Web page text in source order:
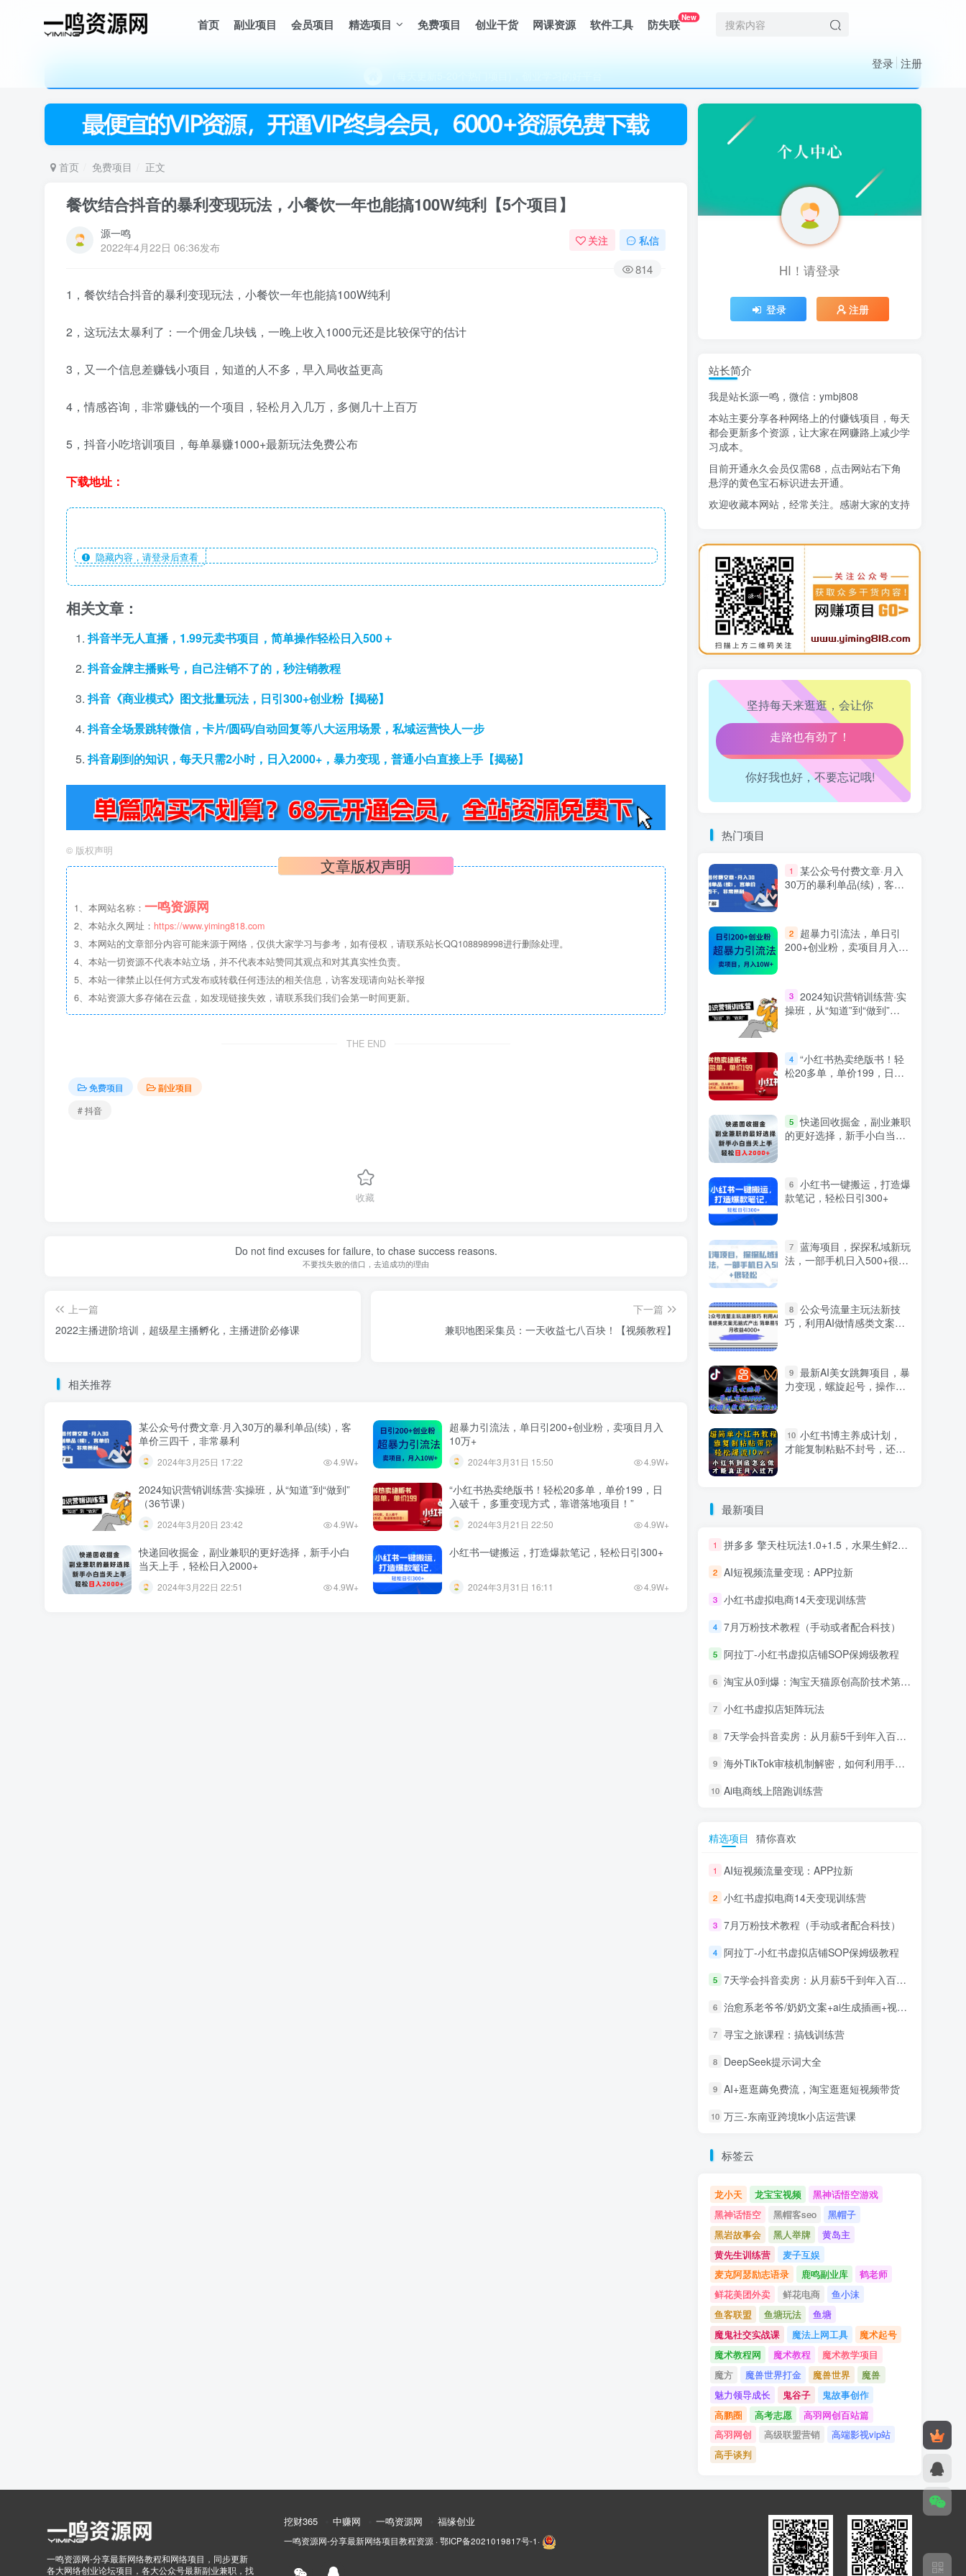
首页 副业项目 会员项目 精选项目 免费项目 创业干货 网课资源 软件工具 防失联New
登录 注册
（每天更新5-20个热门项目)，创业学习的好平台
欢迎访问一鸣资源网，本站汇集数千网创课程和项目
首页 免费项目 正文
餐饮结合抖音的暴利变现玩法，小餐饮一年也能搞100W纯利【5个项目】
源一鸣
2022年4月22日 06:36发布
关注 私信
814
1，餐饮结合抖音的暴利变现玩法，小餐饮一年也能搞100W纯利
2，这玩法太暴利了：一个佣金几块钱，一晚上收入1000元还是比较保守的估计
3，又一个信息差赚钱小项目，知道的人不多，早入局收益更高
4，情感咨询，非常赚钱的一个项目，轻松月入几万，多侧几十上百万
5，抖音小吃培训项目，每单暴赚1000+最新玩法免费公布
下载地址：
隐藏内容，请登录后查看
相关文章：
抖音半无人直播，1.99元卖书项目，简单操作轻松日入500＋
抖音金牌主播账号，自己注销不了的，秒注销教程
抖音《商业模式》图文批量玩法，日引300+创业粉【揭秘】
抖音全场景跳转微信，卡片/圆码/自动回复等八大运用场景，私域运营快人一步
抖音刷到的知识，每天只需2小时，日入2000+，暴力变现，普通小白直接上手【揭秘】
© 版权声明
文章版权声明
1、本网站名称： 一鸣资源网
2、本站永久网址： https://www.yiming818.com
3、本网站的文章部分内容可能来源于网络，仅供大家学习与参考，如有侵权，请联系站长QQ108898998进行删除处理。
4、本站一切资源不代表本站立场，并不代表本站赞同其观点和对其真实性负责。
5、本站一律禁止以任何方式发布或转载任何违法的相关信息，访客发现请向站长举报
6、本站资源大多存储在云盘，如发现链接失效，请联系我们我们会第一时间更新。
THE END
免费项目
副业项目
# 抖音
收藏
Do not find excuses for failure, to chase success reasons.
不要找失败的借口，去追成功的理由
上一篇
2022主播进阶培训，超级星主播孵化，主播进阶必修课
下一篇
兼职地图采集员：一天收益七八百块！【视频教程】
相关推荐
某公众号付费文章·月入30万的暴利单品(续)，客
单价三四千，非常暴利
2024年3月25日 17:22 4.9W+
超暴力引流法，单日引200+创业粉，卖项目月入
10万+
2024年3月31日 15:50 4.9W+
2024知识营销训练营·实操班，从“知道”到“做到”
（36节课）
2024年3月20日 23:42 4.9W+
“小红书热卖绝版书！轻松20多单，单价199，日
入破千，多重变现方式，靠谱落地项目！”
2024年3月21日 22:50 4.9W+
快递回收掘金，副业兼职的更好选择，新手小白
当天上手，轻松日入2000+
2024年3月22日 22:51 4.9W+
小红书一键搬运，打造爆款笔记，轻松日引300+
2024年3月31日 16:11 4.9W+
HI！请登录
登录 注册
精选项目
1 AI短视频流量变现：APP拉新
2 小红书虚拟电商14天变现训练营
7月万粉技术教程（手动或者配合科技）
4 阿拉丁-小红书虚拟店铺SOP保姆级教程
5 7天学会抖音卖房：从月薪5千到年入百万，新时代房产经纪人必备技能
寻宝之旅课程：搞钱训练营
8 DeepSeek提示词大全
9 AI+逛逛薅免费流，淘宝逛逛短视频带货
10 万三-东南亚跨境tk小店运营课
HI！请登录
登录 注册
站长简介
我是站长源一鸣，微信：ymbj808
本站主要分享各种网络上的付赚钱项目，每天
都会更新多个资源，让大家在网赚路上减少学
习成本。
目前开通永久会员仅需68，点击网站右下角
悬浮的黄色宝石标识进去开通。
欢迎收藏本网站，经常关注。感谢大家的支持
坚持每天来逛逛，会让你
心情也舒畅了！
走路也有劲了！
腿也不痛了！
你好我也好，不要忘记哦!
热门项目
1
某公众号付费文章·月入
30万的暴利单品(续)，客单
2
超暴力引流法，单日引
200+创业粉，卖项目月入10
3 2024知识营销训练营·实
操班，从“知道”到“做到”
4 “小红书热卖绝版书！轻
松20多单，单价199，日入
5 快递回收掘金，副业兼职
的更好选择，新手小白当天
6 小红书一键搬运，打造爆
款笔记，轻松日引300+
7 蓝海项目，探探私域新玩
法，一部手机日入500+很轻
8 公众号流量主玩法新技
巧，利用AI做情感类文案无
9 最新AI美女跳舞项目，暴
力变现，螺旋起号，操作简
10 小红书博主养成计划，
才能复制粘贴不封号，还能
最新项目
1 拼多多 擎天柱玩法1.0+1.5，水果生鲜2小时起量,标品2天爆单,利润率提升30%
2 AI短视频流量变现：APP拉新
3 小红书虚拟电商14天变现训练营
4 7月万粉技术教程（手动或者配合科技）
5 阿拉丁-小红书虚拟店铺SOP保姆级教程
6 淘宝从0到爆：淘宝天猫原创高阶技术第69期
7 小红书虚拟店矩阵玩法
8 7天学会抖音卖房：从月薪5千到年入百万，新时代房产经纪人必备技能
9 海外TikTok审核机制解密，如何利用手法轻松搬运过审
10 Ai电商线上陪跑训练营
精选项目 猜你喜欢
1 AI短视频流量变现：APP拉新
2 小红书虚拟电商14天变现训练营
3 7月万粉技术教程（手动或者配合科技）
4 阿拉丁-小红书虚拟店铺SOP保姆级教程
5 7天学会抖音卖房：从月薪5千到年入百万，新时代房产经纪人必备技能
6 治愈系老爷爷/奶奶文案+ai生成插画+视频号广告分成项目
7 寻宝之旅课程：搞钱训练营
8 DeepSeek提示词大全
9 AI+逛逛薅免费流，淘宝逛逛短视频带货
10 万三-东南亚跨境tk小店运营课
标签云
龙小天 龙宝宝视频
黑神话悟空游戏
黑神话悟空
黑帽客seo
黑帽子
黑岩故事会
黑人举牌
黄岛主
黄先生训练营
麦子互娱
麦克阿瑟励志语录
鹿鸣副业库
鹤老师
鲜花美团外卖
鲜花电商
鱼小沫
鱼客联盟
鱼塘玩法
鱼塘
魔鬼社交实战课
魔法上网工具
魔术起号
魔术教程网
魔术教程
魔术教学项目
魔方
魔兽世界打金 魔兽世界
魔兽
魅力领导成长
鬼谷子
鬼故事创作
高鹏圈
高考志愿
高羽网创百站篇
高羽网创
高级联盟营销
高端影视vip站
高手谈判
一鸣资源网-分享最新网络教程和网络项目，同步更新
各大网络创业论坛项目，各大公众号最新副业兼职，找
挖财365 中赚网 一鸣资源网 福缘创业
一鸣资源网-分享最新网络项目教程资源 · 鄂ICP备2021019817号-1 ·